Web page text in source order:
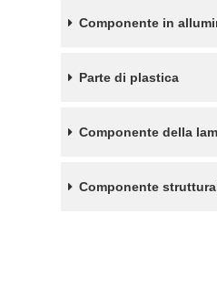
Componente in
Parte di plastica
Componente della
Componente